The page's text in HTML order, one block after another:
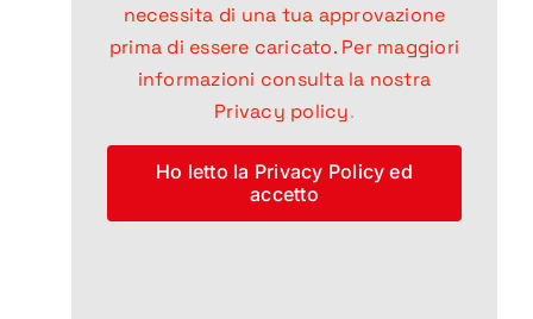
necessita di una tua approvazione
prima di essere caricato. Per maggiori
informazioni consulta la nostra
Privacy policy.
Ho letto la Privacy Policy ed
accetto